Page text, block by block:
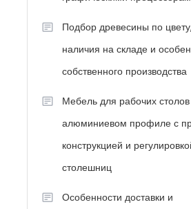
Подбор древесины по
наличия на складе и
собственного производства
Мебель для рабочих
алюминиевом профиле с
конструкцией и
столешниц
Особенности доставки и